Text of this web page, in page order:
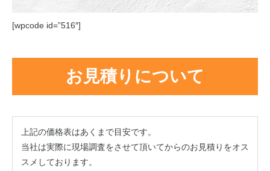
[wpcode id=”516″]
お見積りについて
上記の価格表はあくまで目安です。
当社は実際に現場調査をさせて頂いてからのお見積りをオス
スメしております。